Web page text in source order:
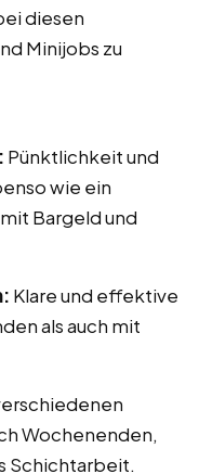
diesen
Minijobs zu
Pünktlichkeit und
wie ein
Bargeld und
Klare und effektive
als auch mit
Wochenenden,
Schichtarbeit.